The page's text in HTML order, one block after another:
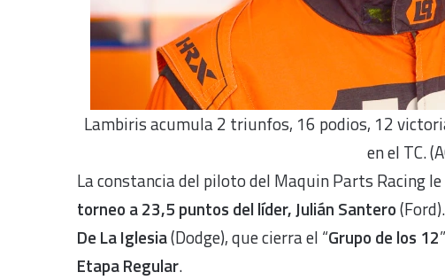
Lambiris acumula 2 triunfos, 16 podios, 12
en el TC.
La constancia del piloto del Maquin Parts Racing
torneo a 23,5 puntos del líder, Julián Santero
De La Iglesia(Dodge), que cierra el “Grupo de los 12
Etapa Regular.